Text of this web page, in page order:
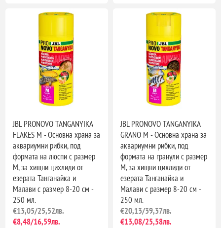
JBL PRONOVO TANGANYIKA
FLAKES M - Основна храна за
аквариумни рибки, под
формата на люспи с размер
М, за хищни цихлиди от
езерата Танганайка и
Малави с размер 8-20 см -
250 мл.
€13,05/25,52лв.
€8,48/16,59лв.
JBL PRONOVO TANGANYIKA
GRANO M - Основна храна за
аквариумни рибки, под
формата на гранули с размер
М, за хищни цихлиди от
езерата Танганайка и
Малави с размер 8-20 см -
250 мл.
€20,13/39,37лв.
€13,08/25,58лв.